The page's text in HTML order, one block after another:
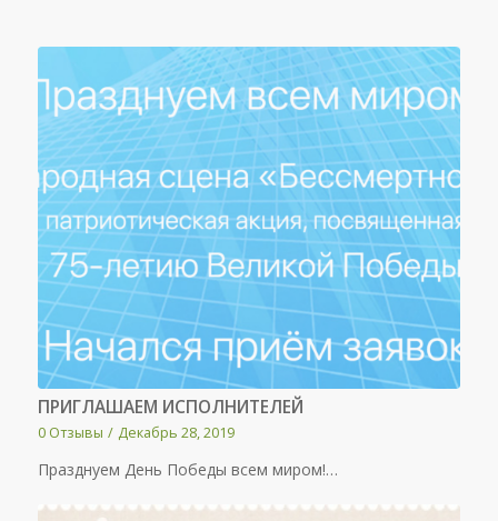
ПРИГЛАШАЕМ ИСПОЛНИТЕЛЕЙ
0 Отзывы / Декабрь 28, 2019
Празднуем День Победы всем миром!…